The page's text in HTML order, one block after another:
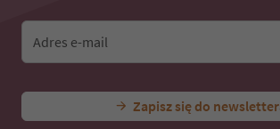
Adres e-mail
Zapisz się do